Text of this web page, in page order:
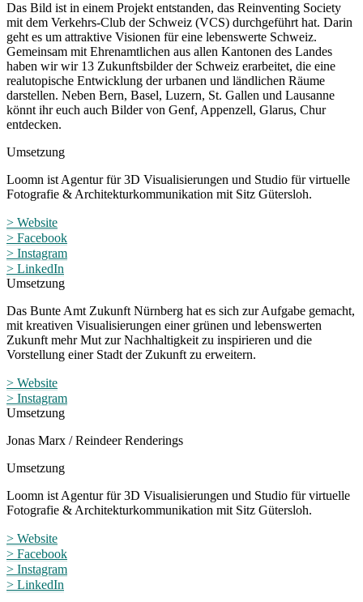
Das Bild ist in einem Projekt entstanden, das Reinventing Society
mit dem Verkehrs-Club der Schweiz (VCS) durchgeführt hat. Darin
geht es um attraktive Visionen für eine lebenswerte Schweiz.
Gemeinsam mit Ehrenamtlichen aus allen Kantonen des Landes
haben wir wir 13 Zukunftsbilder der Schweiz erarbeitet, die eine
realutopische Entwicklung der urbanen und ländlichen Räume
darstellen. Neben Bern, Basel, Luzern, St. Gallen und Lausanne
könnt ihr euch auch Bilder von Genf, Appenzell, Glarus, Chur
entdecken.
Umsetzung
Loomn ist Agentur für 3D Visualisierungen und Studio für virtuelle
Fotografie & Architekturkommunikation mit Sitz Gütersloh.
> Website
> Facebook
> Instagram
> LinkedIn
Umsetzung
Das Bunte Amt Zukunft Nürnberg hat es sich zur Aufgabe gemacht,
mit kreativen Visualisierungen einer grünen und lebenswerten
Zukunft mehr Mut zur Nachhaltigkeit zu inspirieren und die
Vorstellung einer Stadt der Zukunft zu erweitern.
> Website
> Instagram
Umsetzung
Jonas Marx / Reindeer Renderings
Umsetzung
Loomn ist Agentur für 3D Visualisierungen und Studio für virtuelle
Fotografie & Architekturkommunikation mit Sitz Gütersloh.
> Website
> Facebook
> Instagram
> LinkedIn